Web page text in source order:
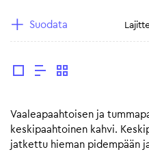
Suodata
Vaaleapaahtoisen ja
keskipaahtoinen kahvi.
jatkettu hieman pidempään